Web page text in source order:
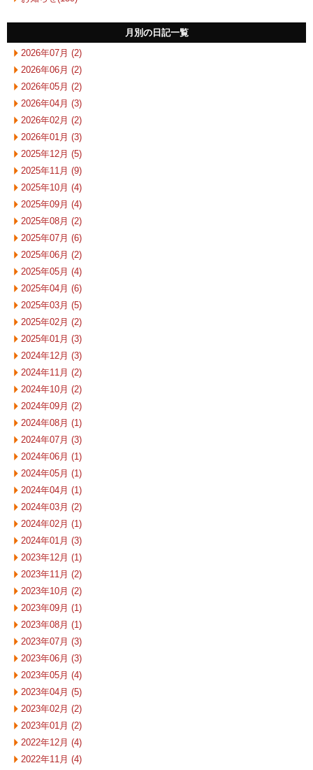
月別の日記一覧
2026年07月 (2)
2026年06月 (2)
2026年05月 (2)
2026年04月 (3)
2026年02月 (2)
2026年01月 (3)
2025年12月 (5)
2025年11月 (9)
2025年10月 (4)
2025年09月 (4)
2025年08月 (2)
2025年07月 (6)
2025年06月 (2)
2025年05月 (4)
2025年04月 (6)
2025年03月 (5)
2025年02月 (2)
2025年01月 (3)
2024年12月 (3)
2024年11月 (2)
2024年10月 (2)
2024年09月 (2)
2024年08月 (1)
2024年07月 (3)
2024年06月 (1)
2024年05月 (1)
2024年04月 (1)
2024年03月 (2)
2024年02月 (1)
2024年01月 (3)
2023年12月 (1)
2023年11月 (2)
2023年10月 (2)
2023年09月 (1)
2023年08月 (1)
2023年07月 (3)
2023年06月 (3)
2023年05月 (4)
2023年04月 (5)
2023年02月 (2)
2023年01月 (2)
2022年12月 (4)
2022年11月 (4)